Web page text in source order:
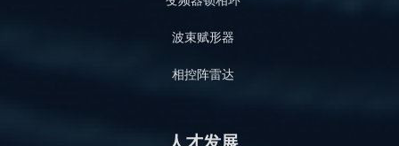
波束赋形器
相控阵雷达